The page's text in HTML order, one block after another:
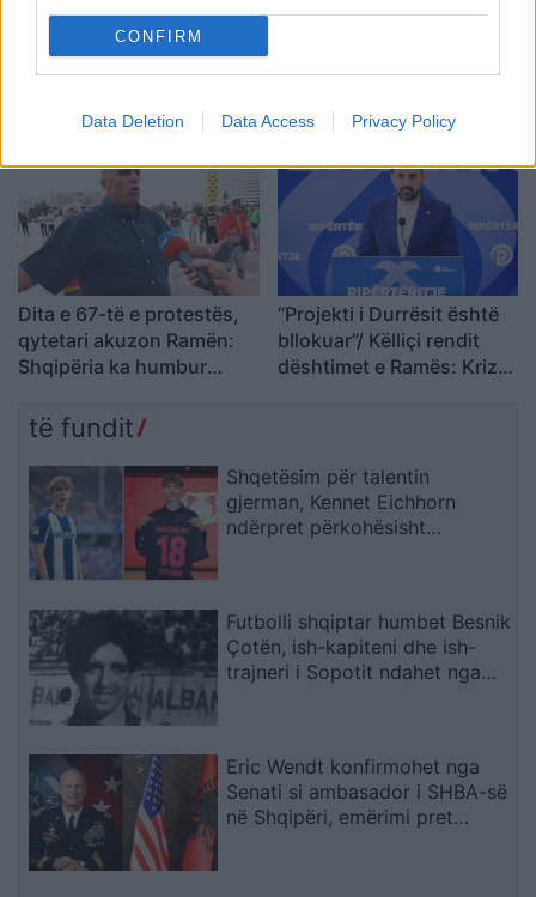
CONFIRM
Data Deletion Data Access Privacy Policy
VIDEO/Me këtë gol, a ia
rrezikon Talisca vendin në
më t’i shkruash
Dita e 67-të e protestës,
qytetari akuzon Ramën:
Shqipëria ka humbur
“Projekti i Durrësit është
bllokuar”/ Këlliçi rendit
dështimet e Ramës: Kriza
të fundit
Shqetësim për talentin
gjerman, Kennet Eichhorn
ndërpret përkohësisht
Futbolli shqiptar humbet Besnik
Çotën, ish-kapiteni dhe ish-
trajneri i Sopotit ndahet nga
Eric Wendt konfirmohet nga
Senati si ambasador i SHBA-së
në Shqipëri, emërimi pret